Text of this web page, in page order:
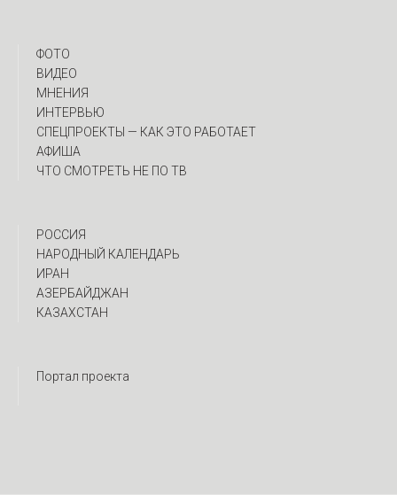
ФОТО
ВИДЕО
МНЕНИЯ
ИНТЕРВЬЮ
CПЕЦПРОЕКТЫ — КАК ЭТО РАБОТАЕТ
АФИША
ЧТО СМОТРЕТЬ НЕ ПО ТВ
РОССИЯ
НАРОДНЫЙ КАЛЕНДАРЬ
ИРАН
АЗЕРБАЙДЖАН
КАЗАХСТАН
Портал проекта